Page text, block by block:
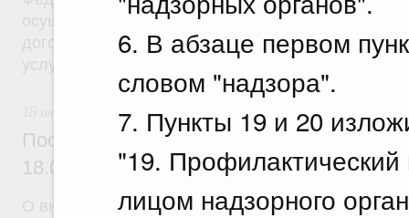
6. В абзаце первом
словом "надзора".
7. Пункты 19 и 20
"19.
лицом надзорного
осуществление частной детективной
договора на оказание сыскных услуг и об
Постановление Правительства
18.07.2026 г. № 910
О внесении изменений в некоторые акты